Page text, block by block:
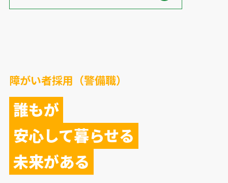
障がい者採用（警備職）
誰もが
安心して暮らせる
未来がある